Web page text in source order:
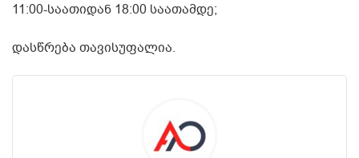
11:00-საათიდან 18:00 საათამდე;
დასწრება თავისუფალია.